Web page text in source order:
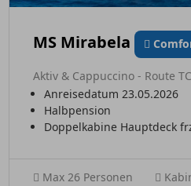
MS Mirabela
Aktiv & Cappuccino - Route TC
Anreisedatum 23.05.2026
Halbpension
Doppelkabine Hauptdeck
Max 26 Personen